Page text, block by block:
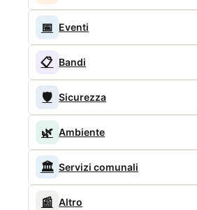
📅 Eventi
📋 Bandi
🛡️ Sicurezza
🌿 Ambiente
🏛️ Servizi comunali
📰 Altro